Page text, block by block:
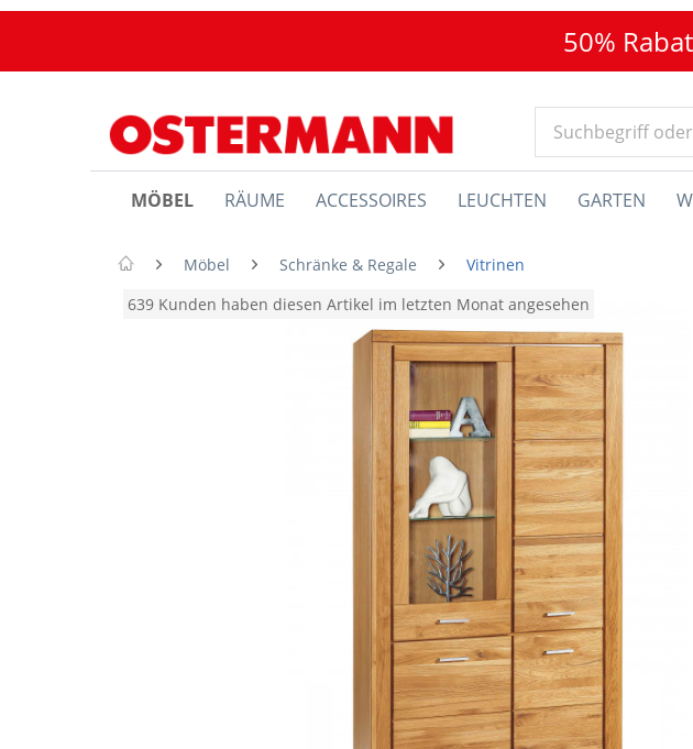
50%
MÖBEL RÄUME ACCESSOIRES LEUCHTEN GARTEN
Möbel Schränke & Regale
Vitrinen
639 Kunden haben diesen Artikel im letzten Monat angesehen